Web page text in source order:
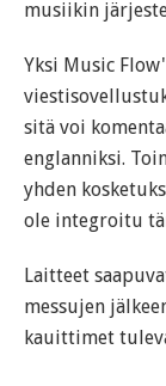
musiikin
Yksi Music
sitä voi
englanniksi.
yhden
ole integroitu
Laitteet
messujen
kauittimet